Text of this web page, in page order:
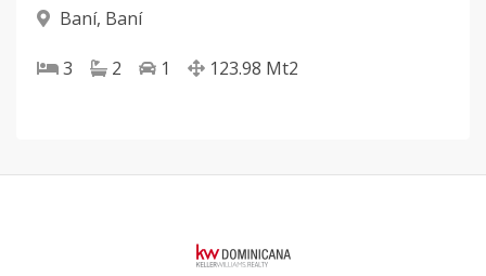
Baní, Baní
3 2 1 123.98 Mt2